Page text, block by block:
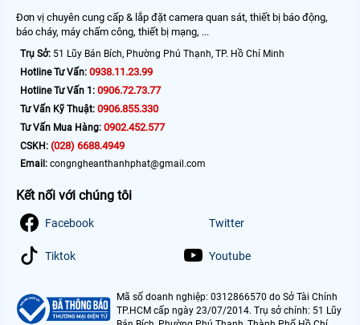
Đơn vị chuyên cung cấp & lắp đặt camera quan sát, thiết bị báo động,
báo cháy, máy chấm công, thiết bị mạng, ...
Trụ Sở: 51 Lũy Bán Bích, Phường Phú Thạnh, TP. Hồ Chí Minh
Hotline Tư Vấn: 0938.11.23.99
Hotline Tư Vấn 1: 0906.72.73.77
Tư Vấn Kỹ Thuật: 0906.855.330
Tư Vấn Mua Hàng: 0902.452.577
CSKH: (028) 6688.4949
Email: congngheanthanhphat@gmail.com
Kết nối với chúng tôi
Facebook Twitter
Tiktok Youtube
Mã số doanh nghiệp: 0312866570 do Sở Tài Chính
TP.HCM cấp ngày 23/07/2014. Trụ sở chính: 51 Lũy